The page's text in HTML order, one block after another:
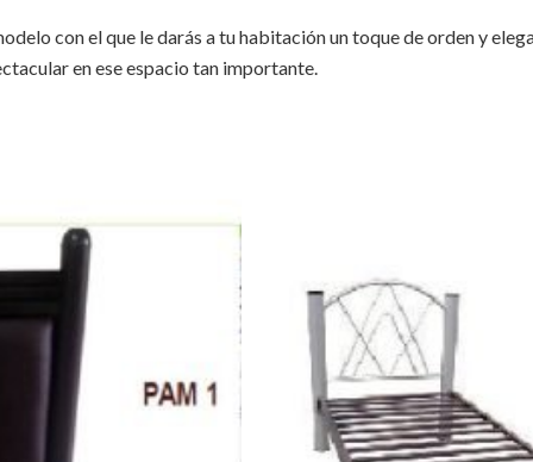
con el que le darás a tu habitación un toque de orden y
en ese espacio tan importante.